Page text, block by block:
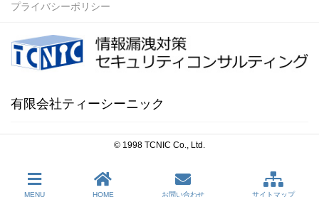
プライバシーポリシー
有限会社ティーシーニック
© 1998 TCNIC Co., Ltd.
MENU HOME お問い合わせ サイトマップ